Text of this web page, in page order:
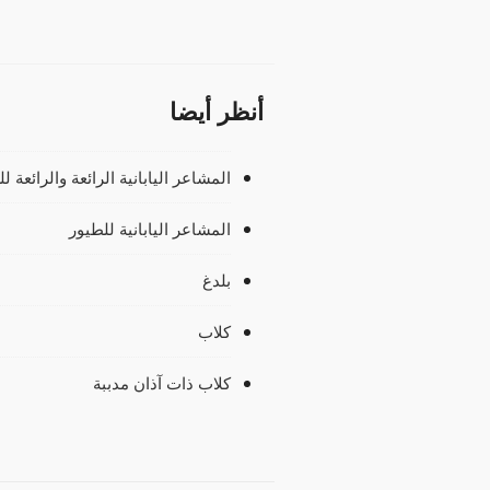
أنظر أيضا
المشاعر اليابانية الرائعة والرائعة
المشاعر اليابانية للطيور
بلدغ
كلاب
كلاب ذات آذان مدببة